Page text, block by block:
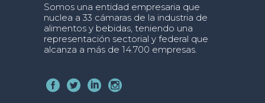
Somos una entidad empresaria que
nuclea a 33 cámaras de la industria de
alimentos y bebidas, teniendo una
representación sectorial y federal que
alcanza a más de 14.700 empresas.